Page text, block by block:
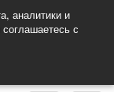
аналитики и
с